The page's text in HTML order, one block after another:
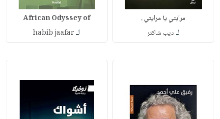
مرايتي يا مرايتي .
لـديب شاكتر
African Odyssey of
لـ habib jaafar